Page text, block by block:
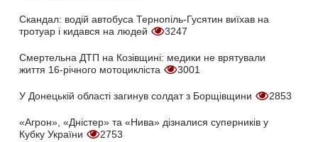
Скандал: водій автобуса Тернопіль-Гусятин виїхав на
тротуар і кидався на людей
3247
Смертельна ДТП на Козівщині: медики не врятували
життя 16-річного мотоцикліста
3001
У Донецькій області загинув солдат з Борщівщини 2853
«Агрон», «Дністер» та «Нива» дізналися суперників у
Кубку України
2753